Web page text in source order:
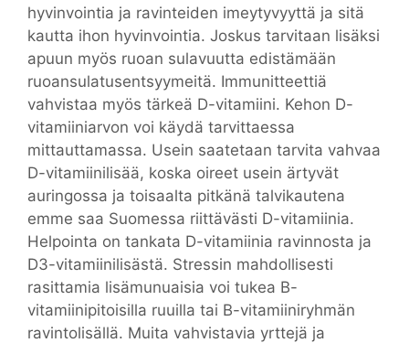
hyvinvointia ja ravinteiden imeytyvyyttä ja sitä
kautta ihon hyvinvointia. Joskus tarvitaan lisäksi
apuun myös ruoan sulavuutta edistämään
ruoansulatusentsyymeitä. Immunitteettiä
vahvistaa myös tärkeä D-vitamiini. Kehon D-
vitamiiniarvon voi käydä tarvittaessa
mittauttamassa. Usein saatetaan tarvita vahvaa
D-vitamiinilisää, koska oireet usein ärtyvät
auringossa ja toisaalta pitkänä talvikautena
emme saa Suomessa riittävästi D-vitamiinia.
Helpointa on tankata D-vitamiinia ravinnosta ja
D3-vitamiinilisästä. Stressin mahdollisesti
rasittamia lisämunuaisia voi tukea B-
vitamiinipitoisilla ruuilla tai B-vitamiiniryhmän
ravintolisällä. Muita vahvistavia yrttejä ja